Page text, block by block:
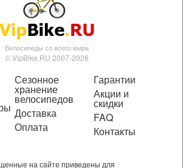
Велосипеды со всего мира
© VipBike.RU 2007-2026
Сезонное
хранение
велосипедов
Доставка
Оплата
Гарантии
Акции и
скидки
FAQ
Контакты
на сайте приведены для